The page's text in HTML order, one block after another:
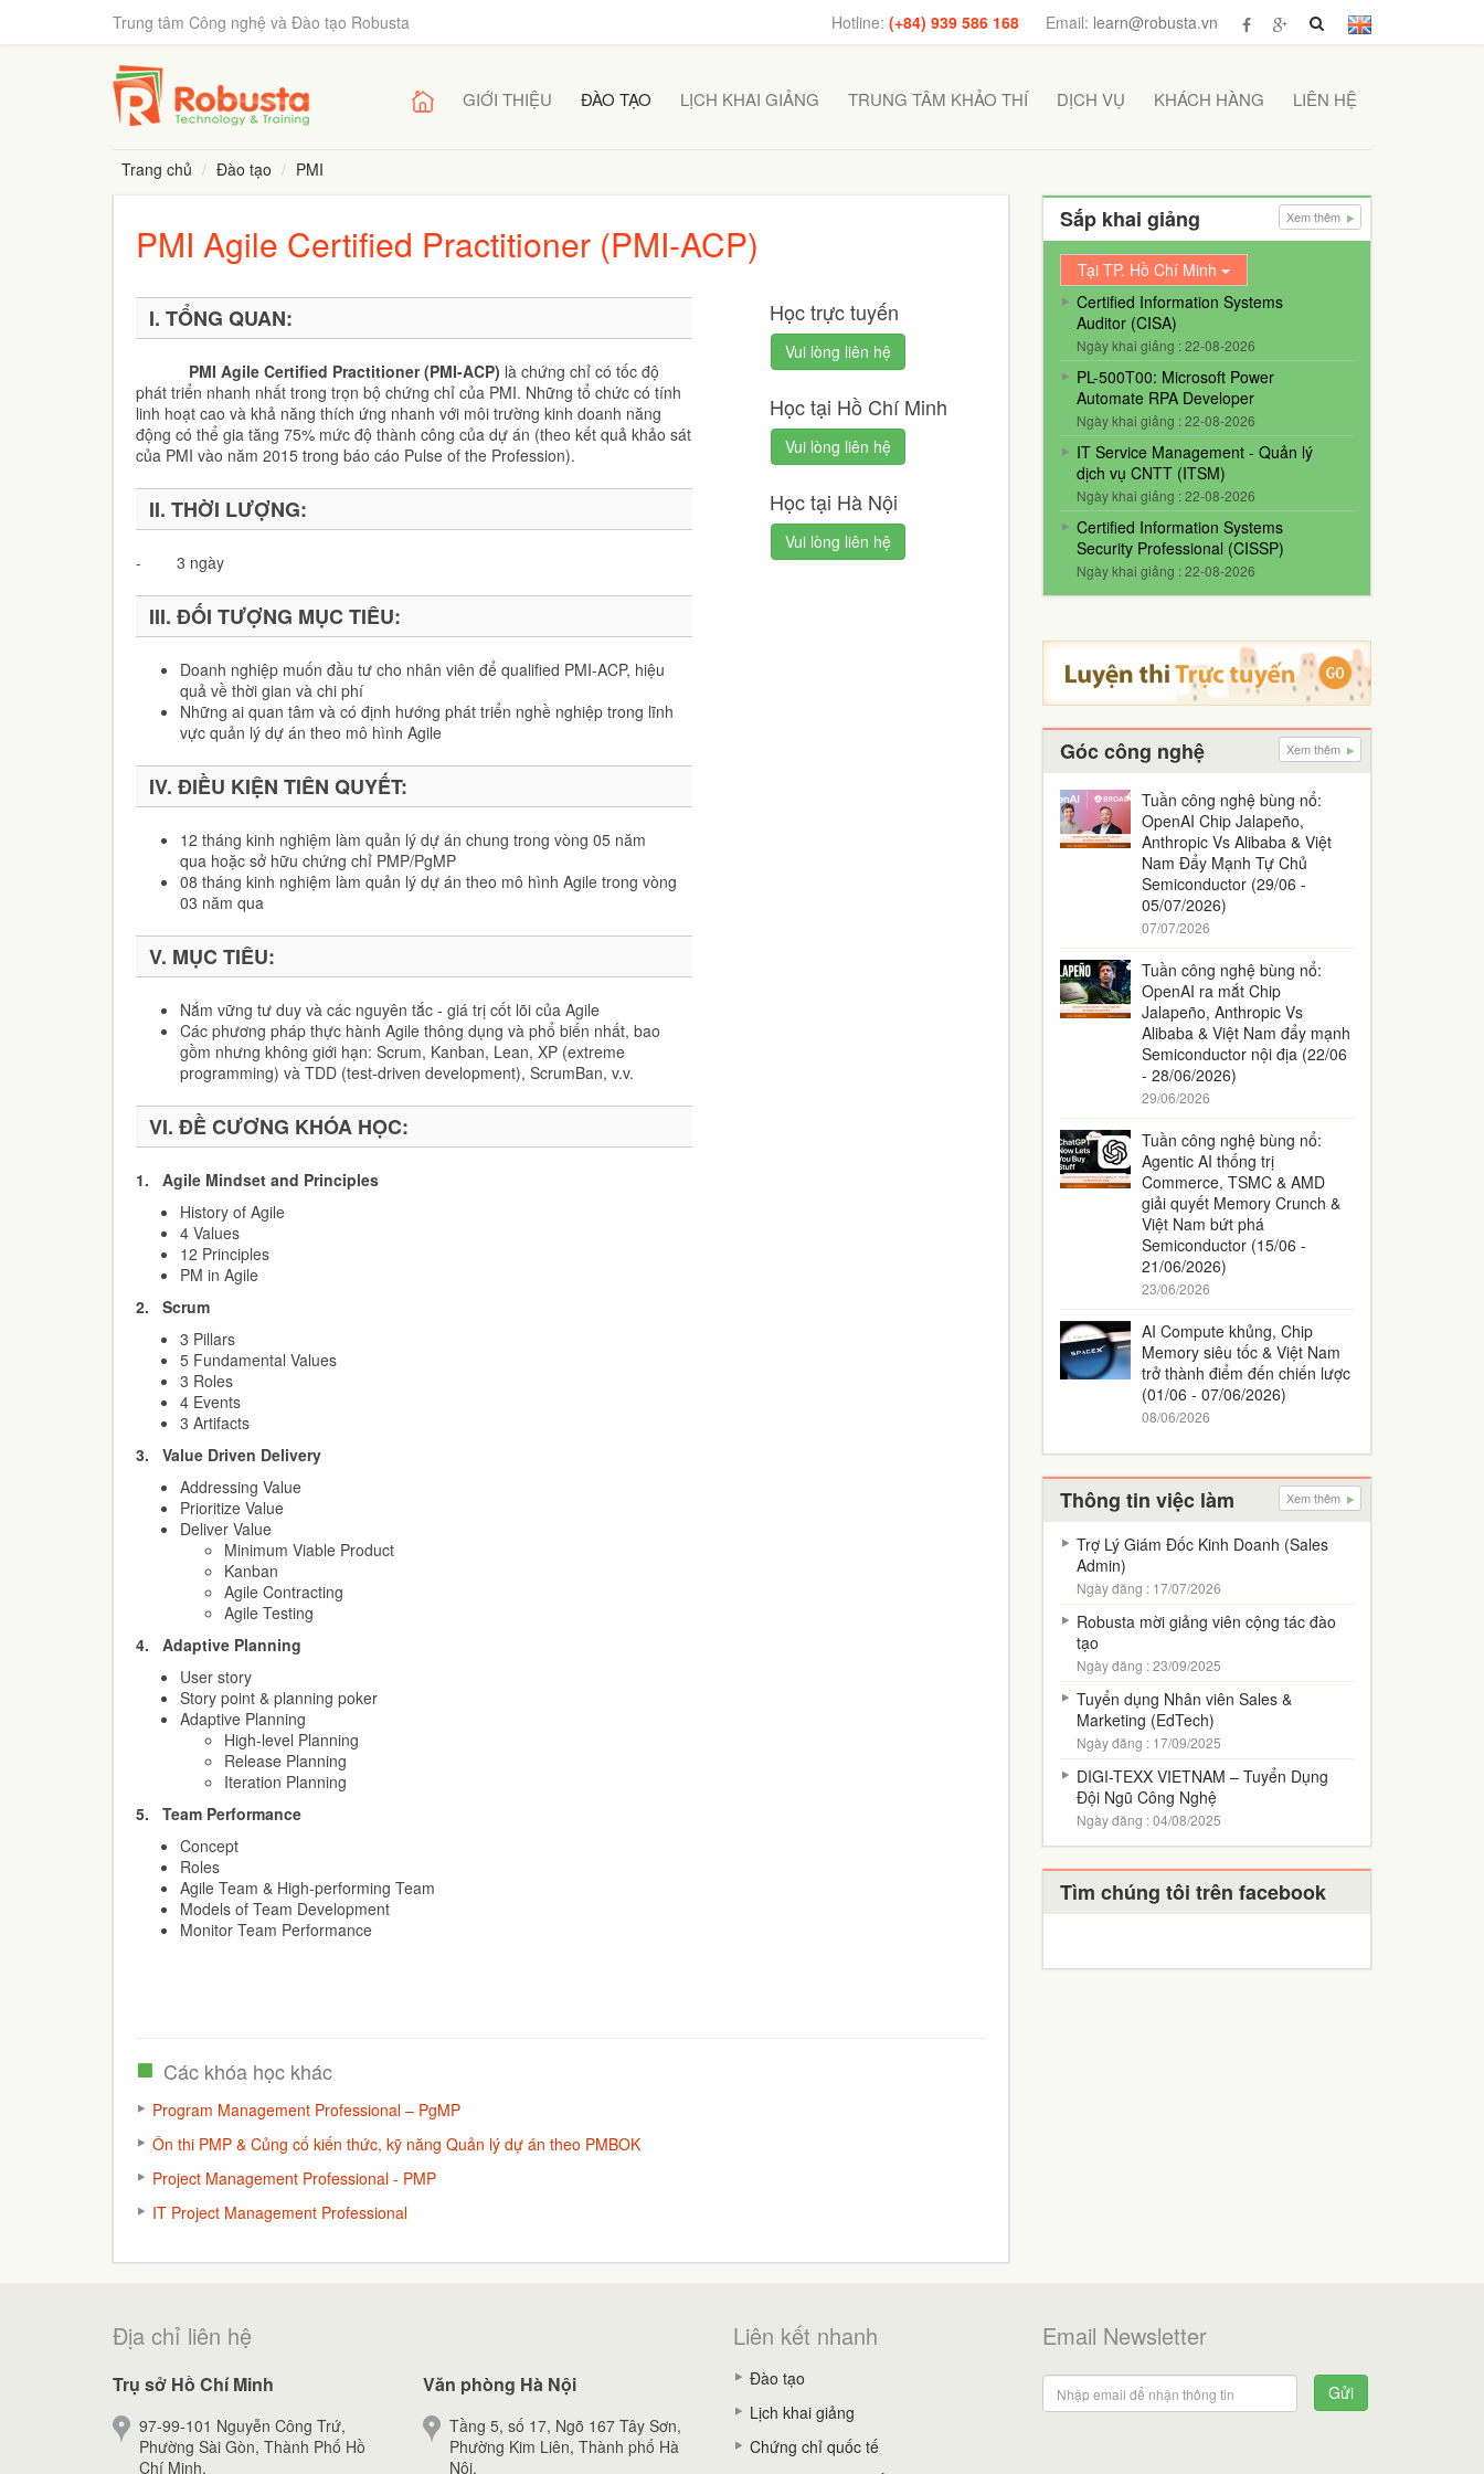
Trung tâm Công nghệ và Đào tạo Robusta Email: learn@robusta.vn
Hotline: (+84) 939 586 168
GIỚI THIỆU ĐÀO TẠO LỊCH KHAI GIẢNG TRUNG TÂM KHẢO THÍ DỊCH VỤ KHÁCH HÀNG LIÊN HỆ
Trang chủ Đào tạo PMI
PMI Agile Certified Practitioner (PMI-ACP)
I. TỔNG QUAN:
PMI Agile Certified Practitioner (PMI-ACP) là chứng chỉ có tốc độ
phát triển nhanh nhất trong trọn bộ chứng chỉ của PMI. Những tổ chức có tính
linh hoạt cao và khả năng thích ứng nhanh với môi trường kinh doanh năng
động có thể gia tăng 75% mức độ thành công của dự án (theo kết quả khảo sát
của PMI vào năm 2015 trong báo cáo Pulse of the Profession).
II. THỜI LƯỢNG:
- 3 ngày
III. ĐỐI TƯỢNG MỤC TIÊU:
Doanh nghiệp muốn đầu tư cho nhân viên để qualified PMI-ACP, hiệu
quả về thời gian và chi phí
Những ai quan tâm và có định hướng phát triển nghề nghiệp trong lĩnh
vực quản lý dự án theo mô hình Agile
IV. ĐIỀU KIỆN TIÊN QUYẾT:
12 tháng kinh nghiệm làm quản lý dự án chung trong vòng 05 năm
qua hoặc sở hữu chứng chỉ PMP/PgMP
08 tháng kinh nghiệm làm quản lý dự án theo mô hình Agile trong vòng
03 năm qua
V. MỤC TIÊU:
Nắm vững tư duy và các nguyên tắc - giá trị cốt lõi của Agile
Các phương pháp thực hành Agile thông dụng và phổ biến nhất, bao
gồm nhưng không giới hạn: Scrum, Kanban, Lean, XP (extreme
programming) và TDD (test-driven development), ScrumBan, v.v.
VI. ĐỀ CƯƠNG KHÓA HỌC:
1. Agile Mindset and Principles
History of Agile
4 Values
12 Principles
PM in Agile
2. Scrum
3 Pillars
5 Fundamental Values
3 Roles
4 Events
3 Artifacts
3. Value Driven Delivery
Addressing Value
Prioritize Value
Deliver Value
Minimum Viable Product
Kanban
Agile Contracting
Agile Testing
4. Adaptive Planning
User story
Story point & planning poker
Adaptive Planning
High-level Planning
Release Planning
Iteration Planning
5. Team Performance
Concept
Roles
Agile Team & High-performing Team
Models of Team Development
Monitor Team Performance
Học trực tuyến
Vui lòng liên hệ
Học tại Hồ Chí Minh
Vui lòng liên hệ
Học tại Hà Nội
Vui lòng liên hệ
Các khóa học khác
Program Management Professional – PgMP
Ôn thi PMP & Củng cố kiến thức, kỹ năng Quản lý dự án theo PMBOK
Project Management Professional - PMP
IT Project Management Professional
Sắp khai giảng Xem thêm
Tại TP. Hồ Chí Minh
Certified Information Systems
Auditor (CISA)
Ngày khai giảng : 22-08-2026
PL-500T00: Microsoft Power
Automate RPA Developer
Ngày khai giảng : 22-08-2026
IT Service Management - Quản lý
dịch vụ CNTT (ITSM)
Ngày khai giảng : 22-08-2026
Certified Information Systems
Security Professional (CISSP)
Ngày khai giảng : 22-08-2026
Góc công nghệ Xem thêm
Tuần công nghệ bùng nổ:
OpenAI Chip Jalapeño,
Anthropic Vs Alibaba & Việt
Nam Đẩy Mạnh Tự Chủ
Semiconductor (29/06 -
05/07/2026)
07/07/2026
Tuần công nghệ bùng nổ:
OpenAI ra mắt Chip
Jalapeño, Anthropic Vs
Alibaba & Việt Nam đẩy mạnh
Semiconductor nội địa (22/06
- 28/06/2026)
29/06/2026
Tuần công nghệ bùng nổ:
Agentic AI thống trị
Commerce, TSMC & AMD
giải quyết Memory Crunch &
Việt Nam bứt phá
Semiconductor (15/06 -
21/06/2026)
23/06/2026
AI Compute khủng, Chip
Memory siêu tốc & Việt Nam
trở thành điểm đến chiến lược
(01/06 - 07/06/2026)
08/06/2026
Thông tin việc làm Xem thêm
Trợ Lý Giám Đốc Kinh Doanh (Sales
Admin)
Ngày đăng : 17/07/2026
Robusta mời giảng viên cộng tác đào
tạo
Ngày đăng : 23/09/2025
Tuyển dụng Nhân viên Sales &
Marketing (EdTech)
Ngày đăng : 17/09/2025
DIGI-TEXX VIETNAM – Tuyển Dụng
Đội Ngũ Công Nghệ
Ngày đăng : 04/08/2025
Tìm chúng tôi trên facebook
Địa chỉ liên hệ
Trụ sở Hồ Chí Minh
97-99-101 Nguyễn Công Trứ,
Phường Sài Gòn, Thành Phố Hồ
Chí Minh.
Văn phòng Hà Nội
Tầng 5, số 17, Ngõ 167 Tây Sơn,
Phường Kim Liên, Thành phố Hà
Nội.
Liên kết nhanh
Đào tạo
Lịch khai giảng
Chứng chỉ quốc tế
Email Newsletter
Gửi